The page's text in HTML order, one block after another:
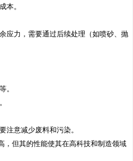
本。
应力，需要通过后续处理（如喷砂、抛
。
注意减少废料和污染。
，但其的性能使其在高科技和制造领域